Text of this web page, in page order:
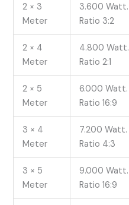
2 × 3
Meter
3.600 Watt.
Ratio 3:2
2 × 4
Meter
4.800 Watt.
Ratio 2:1
2 × 5
Meter
6.000 Watt.
Ratio 16:9
3 × 4
Meter
7.200 Watt.
Ratio 4:3
3 × 5
Meter
9.000 Watt.
Ratio 16:9